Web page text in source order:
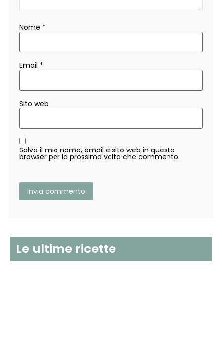
Nome *
Email *
Sito web
Salva il mio nome, email e sito web in questo
browser per la prossima volta che commento.
Le ultime ricette